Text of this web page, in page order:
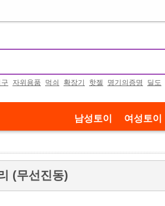
자위용품 먹쇠 확장기 핫젤 명기의증명 딜도
남성토이 여성토이
(무선진동)